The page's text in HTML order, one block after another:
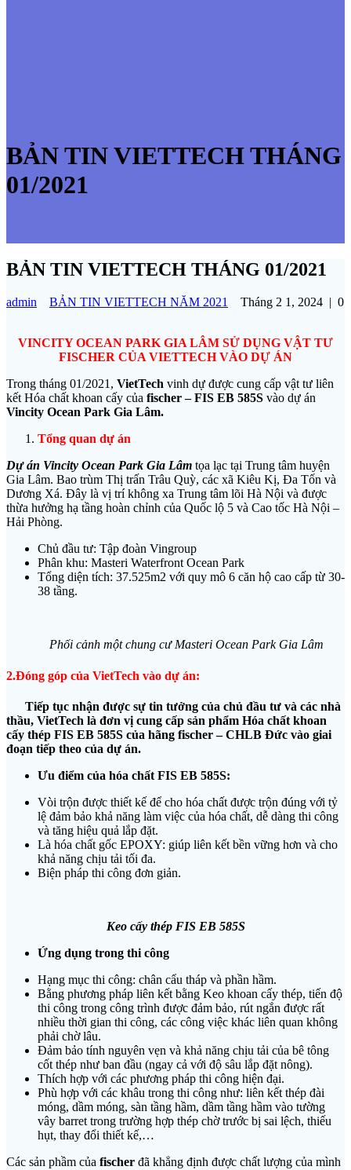
BẢN TIN VIETTECH THÁNG
01/2021
BẢN TIN VIETTECH THÁNG 01/2021
admin BẢN TIN VIETTECH NĂM 2021 Tháng 2 1, 2024 | 0
VINCITY OCEAN PARK GIA LÂM SỬ DỤNG VẬT TƯ
FISCHER CỦA VIETTECH VÀO DỰ ÁN
Trong tháng 01/2021, VietTech vinh dự được cung cấp vật tư liên
kết Hóa chất khoan cấy của fischer – FIS EB 585S vào dự án
Vincity Ocean Park Gia Lâm.
Tổng quan dự án
Dự án Vincity Ocean Park Gia Lâm tọa lạc tại Trung tâm huyện
Gia Lâm. Bao trùm Thị trấn Trâu Quỳ, các xã Kiêu Kị, Đa Tốn và
Dương Xá. Đây là vị trí không xa Trung tâm lõi Hà Nội và được
thừa hưởng hạ tầng hoàn chỉnh của Quốc lộ 5 và Cao tốc Hà Nội –
Hải Phòng.
Chủ đầu tư: Tập đoàn Vingroup
Phân khu: Masteri Waterfront Ocean Park
Tổng diện tích: 37.525m2 với quy mô 6 căn hộ cao cấp từ 30-
38 tầng.
Phối cảnh một chung cư Masteri Ocean Park Gia Lâm
2.Đóng góp của VietTech vào dự án:
Tiếp tục nhận được sự tin tưởng của chủ đầu tư và các nhà
thầu, VietTech là đơn vị cung cấp sản phẩm Hóa chất khoan
cấy thép FIS EB 585S của hãng fischer – CHLB Đức vào giai
đoạn tiếp theo của dự án.
Ưu điểm của hóa chất FIS EB 585S:
Vòi trộn được thiết kế để cho hóa chất được trộn đúng với tỷ
lệ đảm bảo khả năng làm việc của hóa chất, dễ dàng thi công
và tăng hiệu quả lắp đặt.
Là hóa chất gốc EPOXY: giúp liên kết bền vững hơn và cho
khả năng chịu tải tối đa.
Biện pháp thi công đơn giản.
Keo cấy thép FIS EB 585S
Ứng dụng trong thi công
Hạng mục thi công: chân cẩu tháp và phần hầm.
Bằng phương pháp liên kết bằng Keo khoan cấy thép, tiến độ
thi công trong công trình được đảm bảo, rút ngắn được rất
nhiều thời gian thi công, các công việc khác liên quan không
phải chờ lâu.
Đảm bảo tính nguyên vẹn và khả năng chịu tải của bê tông
cốt thép như ban đầu (ngay cả với độ sâu lắp đặt nông).
Thích hợp với các phương pháp thi công hiện đại.
Phù hợp với các khâu trong thi công như: liên kết thép đài
móng, dầm móng, sàn tầng hầm, dầm tầng hầm vào tường
vây barret trong trường hợp thép chờ trước bị sai lệch, thiếu
hụt, thay đổi thiết kế,…
Các sản phầm của fischer đã khẳng định được chất lượng của mình